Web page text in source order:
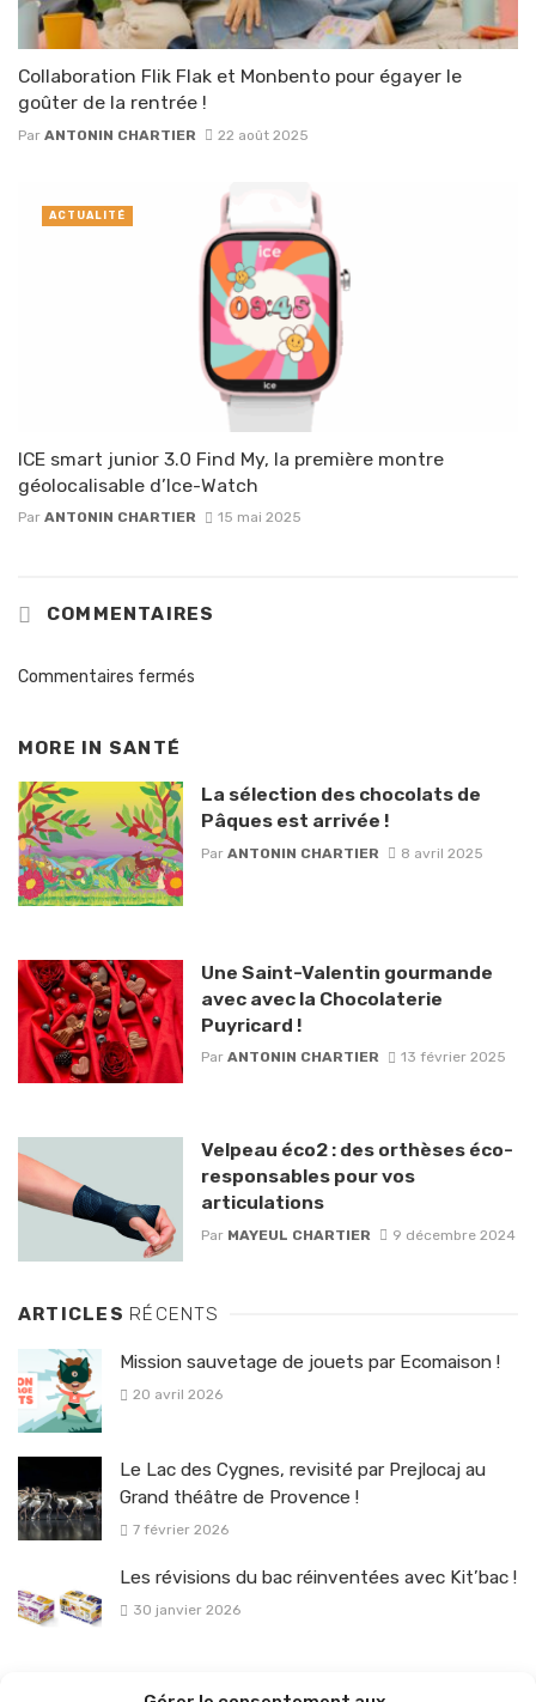
Collaboration Flik Flak et Monbento pour égayer le
goûter de la rentrée !
Par ANTONIN CHARTIER 22 août 2025
ICE smart junior 3.0 Find My, la première montre
géolocalisable d’Ice-Watch
Par ANTONIN CHARTIER 15 mai 2025
ACTUALITÉ
COMMENTAIRES
Commentaires fermés
MORE IN SANTÉ
La sélection des chocolats de
Pâques est arrivée !
Par ANTONIN CHARTIER 8 avril 2025
Une Saint-Valentin gourmande
avec avec la Chocolaterie
Puyricard !
Par ANTONIN CHARTIER 13 février 2025
Velpeau éco2 : des orthèses éco-
responsables pour vos
articulations
Par MAYEUL CHARTIER 9 décembre 2024
ARTICLES RÉCENTS
Mission sauvetage de jouets par Ecomaison !
20 avril 2026
Le Lac des Cygnes, revisité par Prejlocaj au
Grand théâtre de Provence !
7 février 2026
Les révisions du bac réinventées avec Kit’bac !
30 janvier 2026